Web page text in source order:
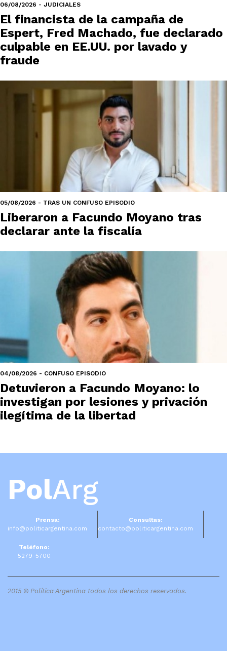
06/08/2026 - JUDICIALES
El financista de la campaña de
Espert, Fred Machado, fue declarado
culpable en EE.UU. por lavado y
fraude
05/08/2026 - TRAS UN CONFUSO EPISODIO
Liberaron a Facundo Moyano tras
declarar ante la fiscalía
04/08/2026 - CONFUSO EPISODIO
Detuvieron a Facundo Moyano: lo
investigan por lesiones y privación
ilegítima de la libertad
PolArg
Prensa:
info@politicargentina.com
Consultas:
contacto@politicargentina.com
Teléfono:
5279-5700
2015 © Política Argentina todos los derechos reservados.